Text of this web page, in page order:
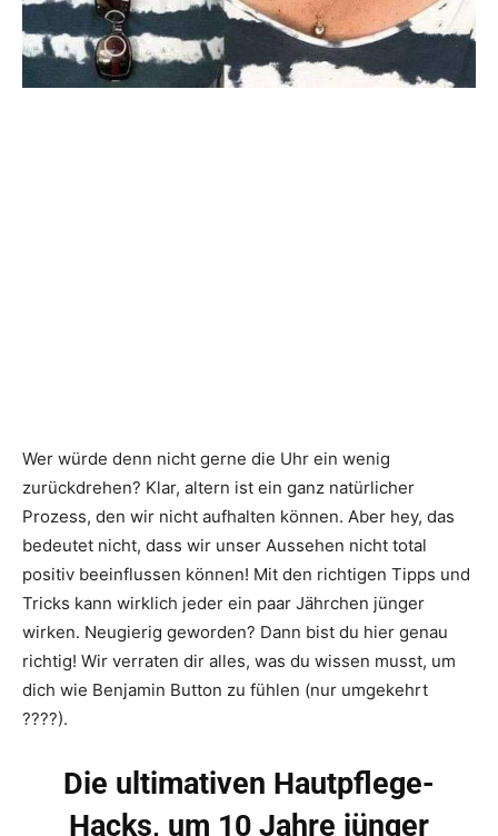
Wer würde denn nicht gerne die Uhr ein wenig
zurückdrehen? Klar, altern ist ein ganz natürlicher
Prozess, den wir nicht aufhalten können. Aber hey, das
bedeutet nicht, dass wir unser Aussehen nicht total
positiv beeinflussen können! Mit den richtigen Tipps und
Tricks kann wirklich jeder ein paar Jährchen jünger
wirken. Neugierig geworden? Dann bist du hier genau
richtig! Wir verraten dir alles, was du wissen musst, um
dich wie Benjamin Button zu fühlen (nur umgekehrt
????).
Die ultimativen Hautpflege-
Hacks, um 10 Jahre jünger